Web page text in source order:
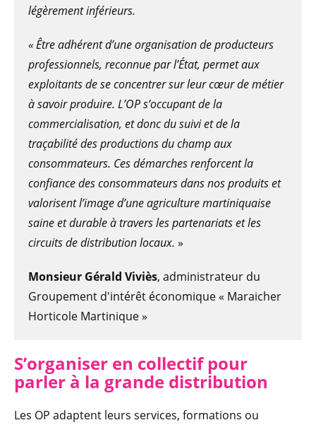
légèrement inférieurs.
« Être adhérent d’une organisation de producteurs
professionnels, reconnue par l’État, permet aux
exploitants de se concentrer sur leur cœur de métier
à savoir produire. L’OP s’occupant de la
commercialisation, et donc du suivi et de la
traçabilité des productions du champ aux
consommateurs. Ces démarches renforcent la
confiance des consommateurs dans nos produits et
valorisent l’image d’une agriculture martiniquaise
saine et durable à travers les partenariats et les
circuits de distribution locaux. »
Monsieur Gérald Viviès, administrateur du
Groupement d'intérêt économique « Maraicher
Horticole Martinique »
S’organiser en collectif pour
parler à la grande distribution
Les OP adaptent leurs services, formations ou